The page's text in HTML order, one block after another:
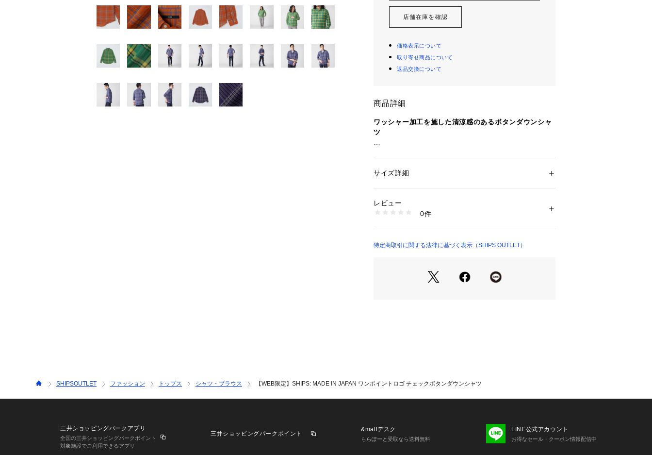
店舗在庫を確認
価格表示について
取り寄せ商品について
返品交換について
商品詳細
ワッシャー加工を施した清涼感のあるボタンダウンシャ
ツ
り込み特殊なワッシャー工程を通す事で、清涼感のある
日本での縫製仕上げによる確かな品質も魅力で、色違い
での複数枚買いもオススメ！
発色の綺麗なチェック柄が目を惹く一枚。
胸元には、SHIPSで使用している文字を取り入れ、水鳥
をイメージした、一からデザインを起こしたSHIPSオリ
※撮影環境による光の当たり具合やパソコン・スマート
商品の色味は商品単体で撮影した画像をご参照くださ
い。
性別：メンズ
商品番号：
111100636 （ショップ）
サイズ詳細
レビュー
0件
特定商取引に関する法律に基づく表示（SHIPS OUTLET）
SHIPSOUTLET ファッション トップス シャツ・ブラウス 【WEB限定】SHIPS: MADE IN JAPAN ワンポイントロゴ チェックボタンダウンシャツ
三井ショッピングパークアプリ
全国の三井ショッピングパークポイント
対象施設でご利用できるアプリ
三井ショッピングパークポイント
&mallデスク
ららぽーと受取なら送料無料
LINE公式アカウント
お得なセール・クーポン情報配信中